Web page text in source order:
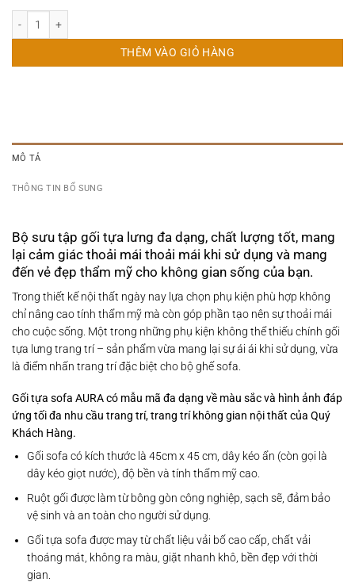
THÊM VÀO GIỎ HÀNG
MÔ TẢ
THÔNG TIN BỔ SUNG
Bộ sưu tập gối tựa lưng đa dạng, chất lượng tốt, mang
lại cảm giác thoải mái thoải mái khi sử dụng và mang
đến vẻ đẹp thẩm mỹ cho không gian sống của bạn.​
Trong thiết kế nội thất ngày nay lựa chọn phụ kiện phù hợp không
chỉ nâng cao tính thẩm mỹ mà còn góp phần tạo nên sự thoải mái
cho cuộc sống. Một trong những phụ kiện không thể thiếu chính gối
tựa lưng trang trí – sản phẩm vừa mang lại sự ái ái khi sử dụng, vừa
là điểm nhấn trang trí đặc biệt cho bộ ghế sofa.​
Gối tựa sofa AURA có mẫu mã đa dạng về màu sắc và hình ảnh đáp
ứng tối đa nhu cầu trang trí, trang trí không gian nội thất của Quý
Khách Hàng.
Gối sofa có kích thước là 45cm x 45 cm, dây kéo ẩn (còn gọi là
dây kéo giọt nước), độ bền và tính thẩm mỹ cao.
Ruột gối được làm từ bông gòn công nghiệp, sạch sẽ, đảm bảo
vệ sinh và an toàn cho người sử dụng.
Gối tựa sofa được may từ chất liệu vải bố cao cấp, chất vải
thoáng mát, không ra màu, giặt nhanh khô, bền đẹp với thời
gian.